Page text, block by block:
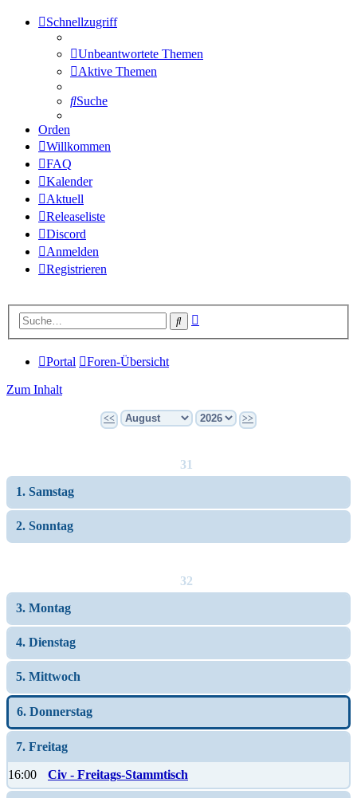
Schnellzugriff
Unbeantwortete Themen
Aktive Themen
Suche
Orden
Willkommen
FAQ
Kalender
Aktuell
Releaseliste
Discord
Anmelden
Registrieren
Suche
Portal Foren-Übersicht
Zum Inhalt
<< >>
31
1. Samstag
2. Sonntag
32
3. Montag
4. Dienstag
5. Mittwoch
6. Donnerstag
7. Freitag
16:00 Civ - Freitags-Stammtisch